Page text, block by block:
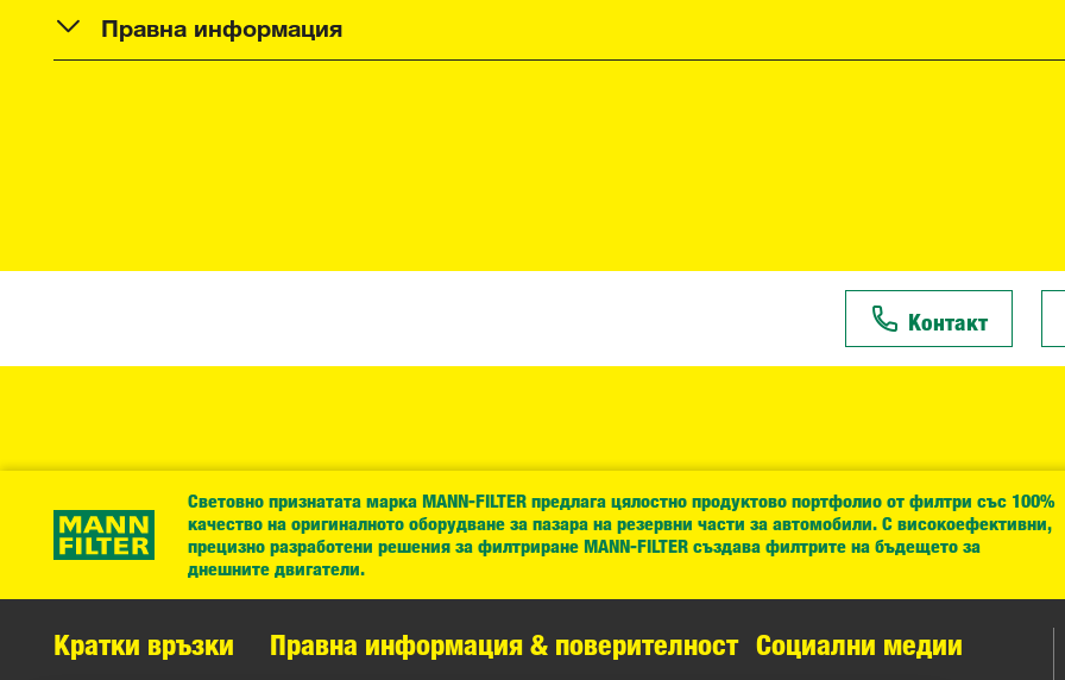
Правна информация
Контакт
Световно признатата марка MANN-FILTER предлага цялостно продуктово портфолио от филтри със 100%
качество на оригиналното оборудване за пазара на резервни части за автомобили. С високоефективни,
прецизно разработени решения за филтриране MANN-FILTER създава филтрите на бъдещето за
днешните двигатели.
Кратки връзки
Правна информация & поверителност Социални медии